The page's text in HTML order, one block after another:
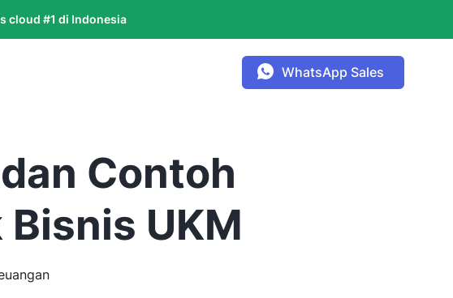
cloud #1 di Indonesia
WhatsApp Sales
Contoh
UKM